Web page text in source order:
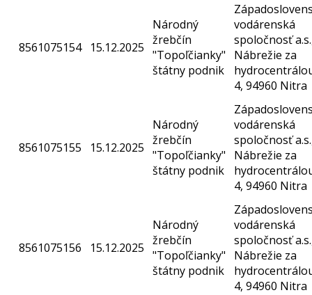
8561075154 15.12.2025
Národný
žrebčín
"Topoľčianky"
štátny podnik
vodárenská
spoločnosť
Nábrežie za
4, 94960 Nitra
8561075155 15.12.2025
Národný
žrebčín
"Topoľčianky"
štátny podnik
vodárenská
spoločnosť
Nábrežie za
4, 94960 Nitra
8561075156 15.12.2025
Národný
žrebčín
"Topoľčianky"
štátny podnik
vodárenská
spoločnosť
Nábrežie za
4, 94960 Nitra